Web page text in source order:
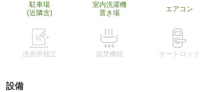
駐車場
(近隣含)
室内洗濯機
置き場
エアコン
洗面所独立 追焚機能 オートロック
設備